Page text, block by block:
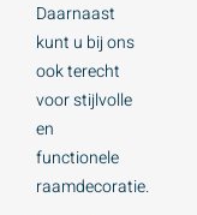
Daarnaast
kunt u bij ons
ook terecht
voor stijlvolle
en
functionele
raamdecoratie.